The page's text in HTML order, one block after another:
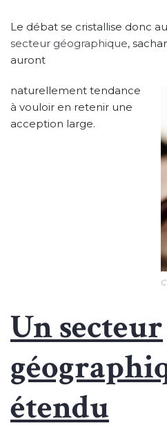
Le débat se cristallise donc
secteur géographique,
auront
naturellement tendance
à vouloir en retenir une
acception large.
Un secteur
étendu